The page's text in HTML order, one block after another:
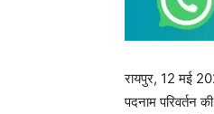
रायपुर, 12 मई
पदनाम परिवर्तन